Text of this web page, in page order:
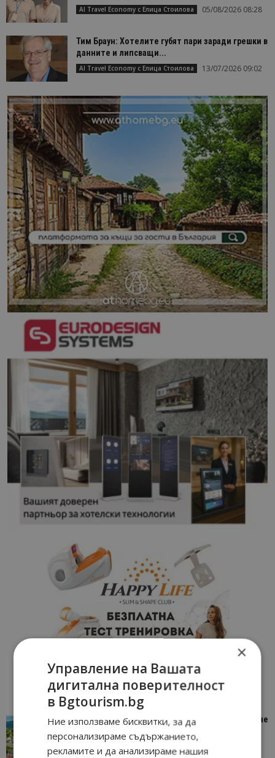
AI Travel Economy с Елица Стоилова 05/08/2026 08:28
Тим Браун: Хотелите губят пари заради грешки в
данните и липсващи...
AI Travel Economy с Елица Стоилова 13/07/2026 09:02
“Пощенска картичка от…”: Петрич – Изживяване
11/07/2026 11:22
×
Управление на Вашата
дигитална поверителност
в Bgtourism.bg
Ние използваме бисквитки, за да
персонализираме съдържанието,
рекламите и да анализираме нашия